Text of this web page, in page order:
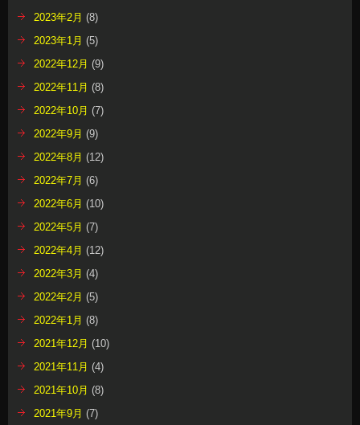
2023年2月 (8)
2023年1月 (5)
2022年12月 (9)
2022年11月 (8)
2022年10月 (7)
2022年9月 (9)
2022年8月 (12)
2022年7月 (6)
2022年6月 (10)
2022年5月 (7)
2022年4月 (12)
2022年3月 (4)
2022年2月 (5)
2022年1月 (8)
2021年12月 (10)
2021年11月 (4)
2021年10月 (8)
2021年9月 (7)